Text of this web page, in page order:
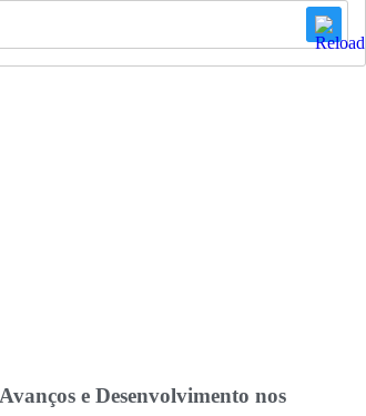
e Desenvolvimento nos